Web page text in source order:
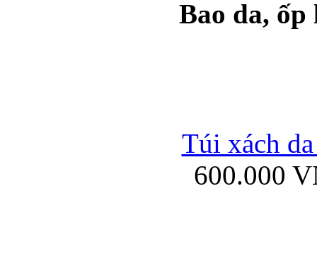
Ốp lưng silicon
Bao da,
Túi xách
600.000